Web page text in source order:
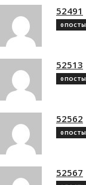
52491
0 ПОСТЫ
52513
0 ПОСТЫ
52562
0 ПОСТЫ
52567